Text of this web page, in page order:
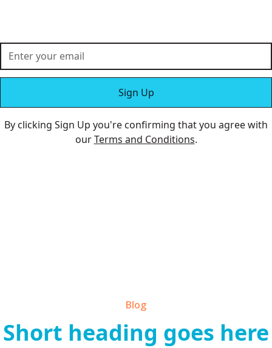
By clicking Sign Up you're confirming that you agree with
ourTerms and Conditions.
Blog
Short heading goes here